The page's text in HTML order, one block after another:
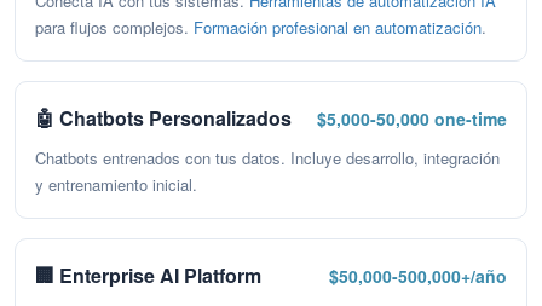
para flujos complejos. Formación profesional en automatización.
🤖 Chatbots Personalizados $5,000-50,000 one-time
Chatbots entrenados con tus datos. Incluye desarrollo, integración
y entrenamiento inicial.
🏢 Enterprise AI Platform $50,000-500,000+/año